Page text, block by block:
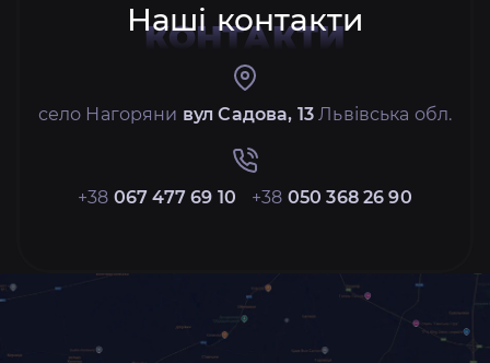
Наші контакти
КОНТАКТИ
село Нагоряни вул Садова, 13 Львівська обл.
+38 067 477 69 10 +38 050 368 26 90